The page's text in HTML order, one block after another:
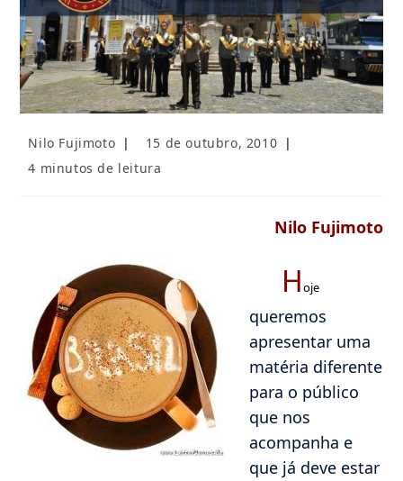
Autor
post:
Nilo Fujimoto
Post
15 de outubro, 2010
Tempo
4 minutos de leitura
Nilo Fujimoto
Hoje
queremos
apresentar uma
matéria diferente
para o público
que nos
acompanha e
que já deve estar